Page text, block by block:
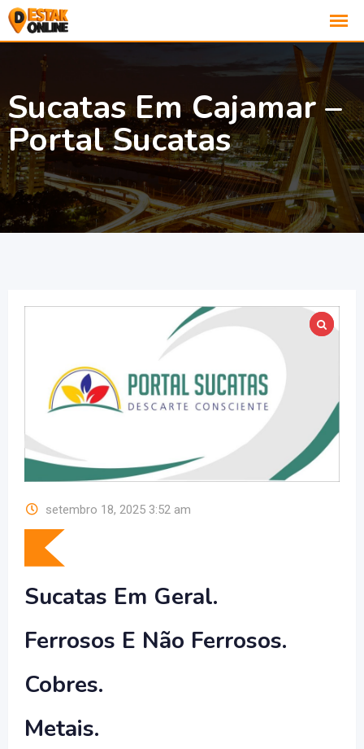
Sucatas Em Cajamar –
Portal Sucatas
setembro 18, 2025 3:52 am
Sucatas Em Geral.
Ferrosos E Não Ferrosos.
Cobres.
Metais.